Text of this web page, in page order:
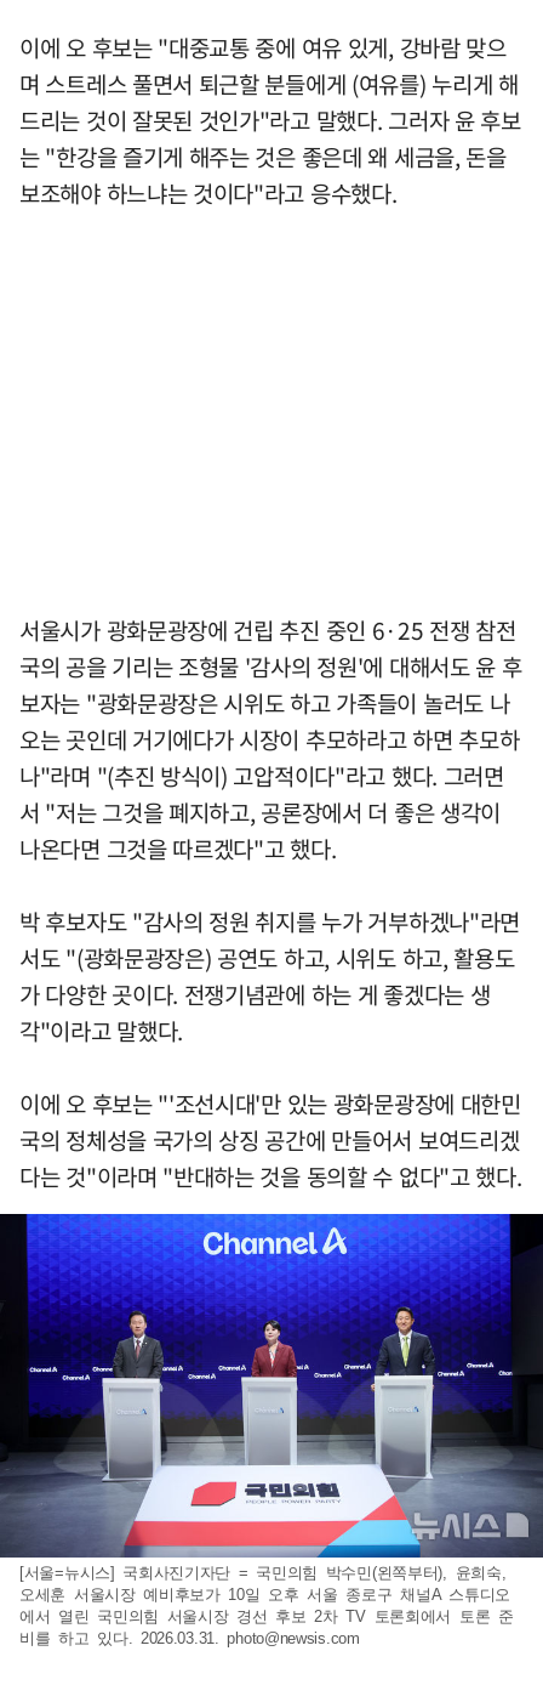
이에 오 후보는 "대중교통 중에 여유 있게, 강바람 맞으
며 스트레스 풀면서 퇴근할 분들에게 (여유를) 누리게 해
드리는 것이 잘못된 것인가"라고 말했다. 그러자 윤 후보
는 "한강을 즐기게 해주는 것은 좋은데 왜 세금을, 돈을
보조해야 하느냐는 것이다"라고 응수했다.
서울시가 광화문광장에 건립 추진 중인 6·25 전쟁 참전
국의 공을 기리는 조형물 '감사의 정원'에 대해서도 윤 후
보자는 "광화문광장은 시위도 하고 가족들이 놀러도 나
오는 곳인데 거기에다가 시장이 추모하라고 하면 추모하
나"라며 "(추진 방식이) 고압적이다"라고 했다. 그러면
서 "저는 그것을 폐지하고, 공론장에서 더 좋은 생각이
나온다면 그것을 따르겠다"고 했다.
박 후보자도 "감사의 정원 취지를 누가 거부하겠나"라면
서도 "(광화문광장은) 공연도 하고, 시위도 하고, 활용도
가 다양한 곳이다. 전쟁기념관에 하는 게 좋겠다는 생
각"이라고 말했다.
이에 오 후보는 "'조선시대'만 있는 광화문광장에 대한민
국의 정체성을 국가의 상징 공간에 만들어서 보여드리겠
다는 것"이라며 "반대하는 것을 동의할 수 없다"고 했다.
[서울=뉴시스] 국회사진기자단 = 국민의힘 박수민(왼쪽부터), 윤희숙,
오세훈 서울시장 예비후보가 10일 오후 서울 종로구 채널A 스튜디오
에서 열린 국민의힘 서울시장 경선 후보 2차 TV 토론회에서 토론 준
비를 하고 있다. 2026.03.31.photo@newsis.com